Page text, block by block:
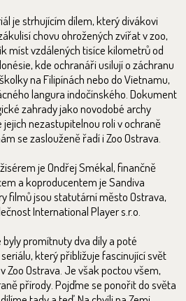
je strhujícím dílem, který divákovi
chovu ohrožených zvířat v zoo,
míst vzdálených tisíce kilometrů od
kde ochranáři usilují o záchranu
na Filipínách nebo do Vietnamu,
langura indočínského. Dokument
zahrady jako novodobé archy
nezastupitelnou roli v ochraně
se zaslouženě řadí i Zoo Ostrava.
je Ondřej Smékal, finančně
a koproducentem je Sandiva
filmů jsou statutární město Ostrava,
International Player s.r.o.
promítnuty dva díly a poté
který přibližuje fascinující svět
Zoo Ostrava. Je však poctou všem,
přírody. Pojďme se ponořit do světa